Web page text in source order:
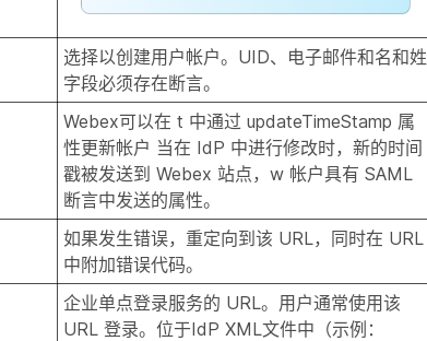
选择以创建用户帐户。UID、电子邮件和名和姓
字段必须存在断言。
Webex可以在 t 中通过 updateTimeStamp 属
性更新帐户 当在 IdP 中进行修改时，新的时间
戳被发送到 Webex 站点，w 帐户具有 SAML
断言中发送的属性。
如果发生错误，重定向到该 URL，同时在 URL
中附加错误代码。
企业单点登录服务的 URL。用户通常使用该
URL 登录。位于IdP XML文件中（示例：